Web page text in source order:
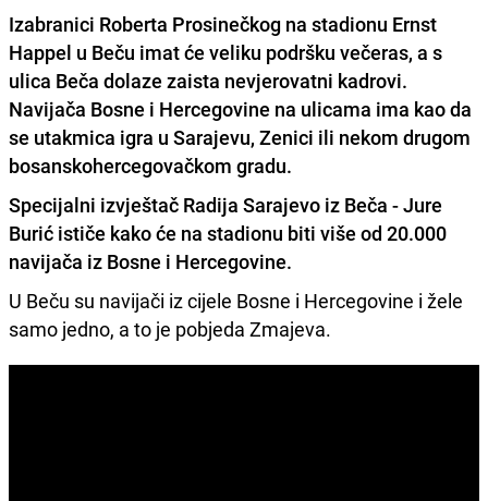
Izabranici Roberta Prosinečkog na stadionu Ernst
Happel u Beču imat će veliku podršku večeras, a s
ulica Beča dolaze zaista nevjerovatni kadrovi.
Navijača Bosne i Hercegovine na ulicama ima kao da
se utakmica igra u Sarajevu, Zenici ili nekom drugom
bosanskohercegovačkom gradu.
Specijalni izvještač Radija Sarajevo iz Beča - Jure
Burić ističe kako će na stadionu biti više od 20.000
navijača iz Bosne i Hercegovine.
U Beču su navijači iz cijele Bosne i Hercegovine i žele
samo jedno, a to je pobjeda Zmajeva.